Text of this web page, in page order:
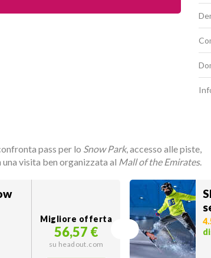
pass per lo Snow Park, accesso alle piste,
visita ben organizzata al Mall of the Emirates.
Migliore offerta
56,57 €
su headout.com